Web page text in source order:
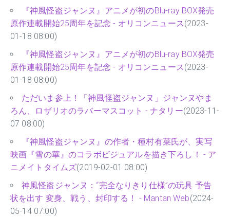
『神風怪盗ジャンヌ』アニメが初のBlu-ray BOX発売
原作連載開始25周年を記念 - オリコンニュース(2023-
01-18 08:00)
『神風怪盗ジャンヌ』アニメが初のBlu-ray BOX発売
原作連載開始25周年を記念 - オリコンニュース(2023-
01-18 08:00)
ただいま参上！「神風怪盗ジャンヌ」ジャンヌやま
ろん、ロザリオのラバーマスコット - ナタリー(2023-11-
07 08:00)
『神風怪盗ジャンヌ』の作者・種村有菜氏が、実写
映画『雪の華』のコラボビジュアルを描き下ろし！ - ア
ニメイトタイムズ(2019-02-01 08:00)
神風怪盗ジャンヌ：“完全なりきり仕様”の玩具 予告
状を出す 変身、戦う、封印する！ - Mantan Web(2024-
05-14 07:00)